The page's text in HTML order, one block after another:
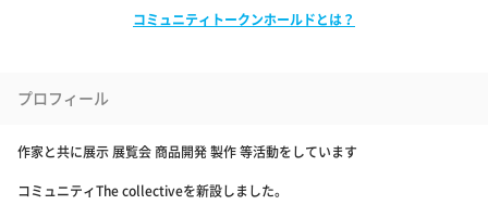
コミュニティトークンホールドとは？
プロフィール
作家と共に展示 展覧会 商品開発 製作 等活動をしています
コミュニティThe collectiveを新設しました。